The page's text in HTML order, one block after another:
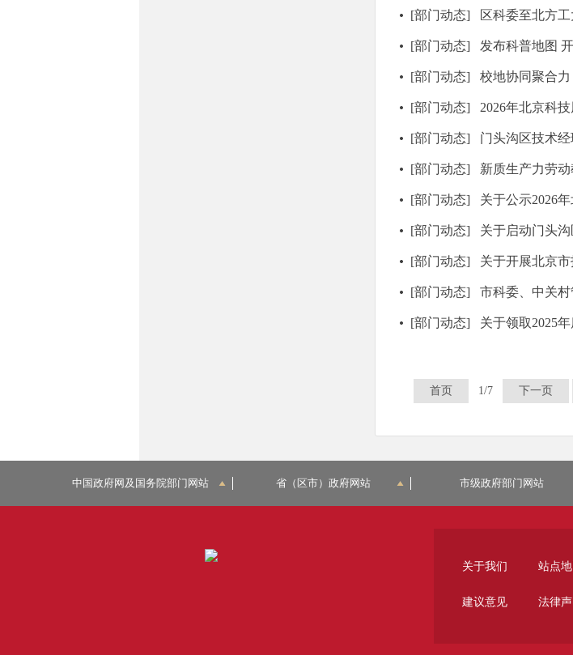
[部门动态] 区科委至北方
[部门动态] 发布科普地图
[部门动态] 校地协同聚合力 智汇京
[部门动态] 2026年北京科
[部门动态] 门头沟区技术经理人
[部门动态] 新质生产力劳
[部门动态] 关于公示2026
[部门动态] 关于启动门头
[部门动态] 关于开展北京
[部门动态] 市科委、中关
[部门动态] 关于领取2025
首页 1/7 下一页
中国政府网及国务院部门网站 省（区市）政府网站 市级政府部门网站
关于我们 站点地
建议意见 法律声